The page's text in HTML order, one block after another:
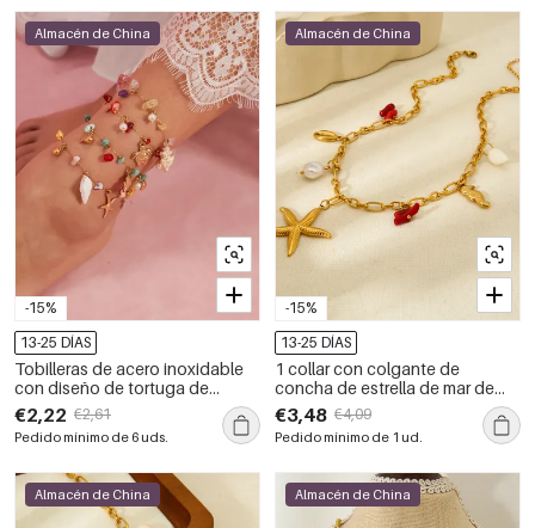
-15%
Almacén de China
13-25 DÍAS
Tobilleras de acero inoxidable
con diseño de tortuga de
vacaciones, resistentes al agua,
color dorado y con piedras
naturales.
€2,22 €2,61
Pedido mínimo de 6 uds.
-15%
Almacén de China
13-25 DÍAS
1 collar con colgante de
concha de estrella de mar de
acero inoxidable resistente al
agua con elementos del
océano.
€3,48 €4,09
Pedido mínimo de 1 ud.
Almacén de China Almacén de China